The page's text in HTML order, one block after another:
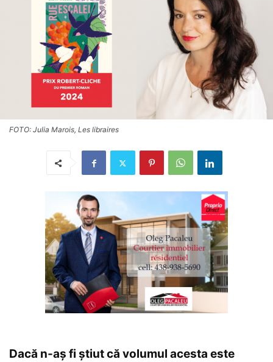
FOTO: Julia Marois, Les libraires
Dacă n-aș fi știut că volumul acesta este